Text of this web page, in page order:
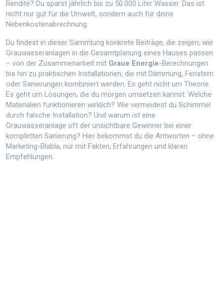
Rendite? Du sparst jährlich bis zu 50.000 Liter Wasser. Das ist
nicht nur gut für die Umwelt, sondern auch für deine
Nebenkostenabrechnung.
Du findest in dieser Sammlung konkrete Beiträge, die zeigen, wie
Grauwasseranlagen in die Gesamtplanung eines Hauses passen
– von der Zusammenarbeit mit Graue Energie-Berechnungen
bis hin zu praktischen Installationen, die mit Dämmung, Fenstern
oder Sanierungen kombiniert werden. Es geht nicht um Theorie.
Es geht um Lösungen, die du morgen umsetzen kannst. Welche
Materialien funktionieren wirklich? Wie vermeidest du Schimmel
durch falsche Installation? Und warum ist eine
Grauwasseranlage oft der unsichtbare Gewinner bei einer
kompletten Sanierung? Hier bekommst du die Antworten – ohne
Marketing-Blabla, nur mit Fakten, Erfahrungen und klaren
Empfehlungen.